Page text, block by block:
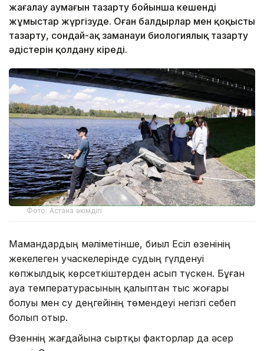
жағалау аумағын тазарту бойынша кешенді
жұмыстар жүргізуде. Оған балдырлар мен қоқысты
тазарту, сондай-ақ заманауи биологиялық тазарту
әдістерін қолдану кіреді.
Фото: Астана әкімдігі
Мамандардың мәліметінше, биыл Есіл өзенінің
жекелеген учаскелерінде судың гүлденуі
көпжылдық көрсеткіштерден асып түскен. Бұған
ауа температурасының қалыптан тыс жоғары
болуы мен су деңгейінің төмендеуі негізгі себеп
болып отыр.
Өзеннің жағдайына сыртқы факторлар да әсер